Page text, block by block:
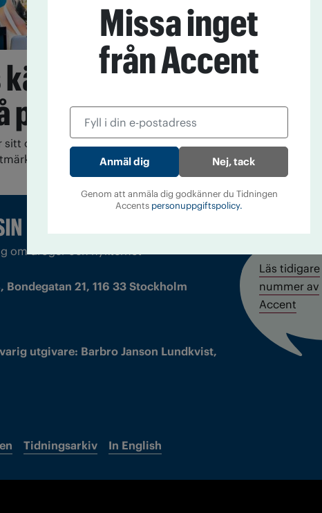
Olle Häggström
politisk påverkan
sitt outtröttliga arbete gentemot politiker tilldelades Olle
Årets kämpe under IOGT-NTO:s kongress.
om droger och nykterhet
21, 116 33 Stockholm
utgivare: Barbro Janson Lundkvist,
Tidningsarkiv In English
Läs tidigare
nummer av
Accent
Missa inget
från Accent
Nej, tack
Genom att anmäla dig godkänner du Tidningen
Accents personuppgiftspolicy.